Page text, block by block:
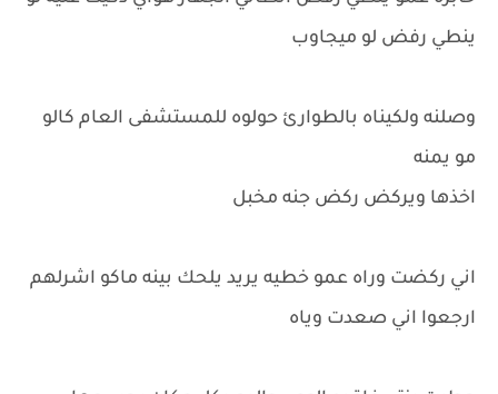
ينطي رفض لو ميجاوب
وصلنه ولكيناه بالطوارئ حولوه للمستشفى العام كالو
مو يمنه
اخذها ويركض ركض جنه مخبل
اني ركضت وراه عمو خطيه يريد يلحك بينه ماكو اشرلهم
ارجعوا اني صعدت وياه